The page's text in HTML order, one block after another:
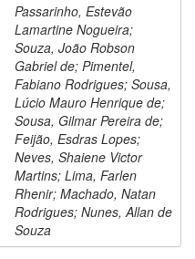
Passarinho, Estevão
Lamartine Nogueira;
Souza, João Robson
Gabriel de; Pimentel,
Fabiano Rodrigues; Sousa,
Lúcio Mauro Henrique de;
Sousa, Gilmar Pereira de;
Feijão, Esdras Lopes;
Neves, Shaiene Victor
Martins; Lima, Farlen
Rhenir; Machado, Natan
Rodrigues; Nunes, Allan de
Souza